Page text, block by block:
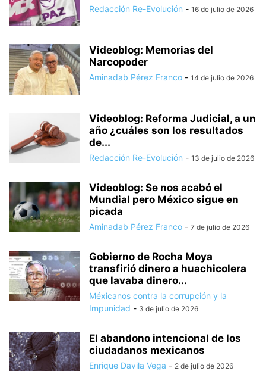
Redacción Re-Evolución - 16 de julio de 2026
Videoblog: Memorias del
Narcopoder
Aminadab Pérez Franco - 14 de julio de 2026
Videoblog: Reforma Judicial, a un
año ¿cuáles son los resultados
de...
Redacción Re-Evolución - 13 de julio de 2026
Videoblog: Se nos acabó el
Mundial pero México sigue en
picada
Aminadab Pérez Franco - 7 de julio de 2026
Gobierno de Rocha Moya
transfirió dinero a huachicolera
que lavaba dinero...
Méxicanos contra la corrupción y la
Impunidad - 3 de julio de 2026
El abandono intencional de los
ciudadanos mexicanos
Enrique Davila Vega - 2 de julio de 2026